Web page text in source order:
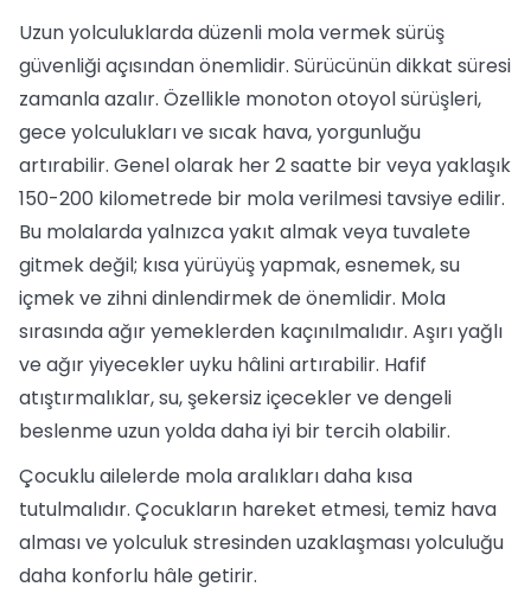
Uzun yolculuklarda düzenli mola vermek sürüş
güvenliği açısından önemlidir. Sürücünün dikkat süresi
zamanla azalır. Özellikle monoton otoyol sürüşleri,
gece yolculukları ve sıcak hava, yorgunluğu
artırabilir. Genel olarak her 2 saatte bir veya yaklaşık
150-200 kilometrede bir mola verilmesi tavsiye edilir.
Bu molalarda yalnızca yakıt almak veya tuvalete
gitmek değil; kısa yürüyüş yapmak, esnemek, su
içmek ve zihni dinlendirmek de önemlidir. Mola
sırasında ağır yemeklerden kaçınılmalıdır. Aşırı yağlı
ve ağır yiyecekler uyku hâlini artırabilir. Hafif
atıştırmalıklar, su, şekersiz içecekler ve dengeli
beslenme uzun yolda daha iyi bir tercih olabilir.
Çocuklu ailelerde mola aralıkları daha kısa
tutulmalıdır. Çocukların hareket etmesi, temiz hava
alması ve yolculuk stresinden uzaklaşması yolculuğu
daha konforlu hâle getirir.